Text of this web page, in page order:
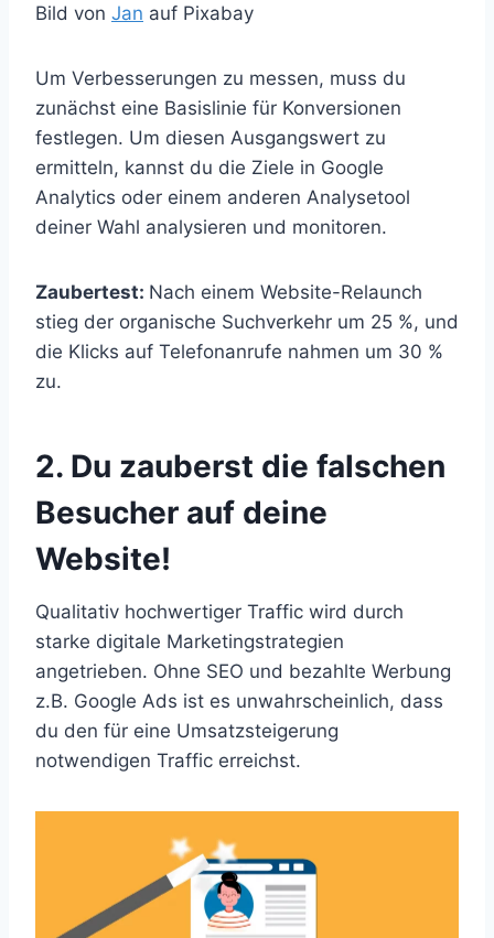
Bild von Jan auf Pixabay
Um Verbesserungen zu messen, muss du
zunächst eine Basislinie für Konversionen
festlegen. Um diesen Ausgangswert zu
ermitteln, kannst du die Ziele in Google
Analytics oder einem anderen Analysetool
deiner Wahl analysieren und monitoren.
Zaubertest: Nach einem Website-Relaunch
stieg der organische Suchverkehr um 25 %, und
die Klicks auf Telefonanrufe nahmen um 30 %
zu.
2. Du zauberst die falschen
Besucher auf deine
Website!
Qualitativ hochwertiger Traffic wird durch
starke digitale Marketingstrategien
angetrieben. Ohne SEO und bezahlte Werbung
z.B. Google Ads ist es unwahrscheinlich, dass
du den für eine Umsatzsteigerung
notwendigen Traffic erreichst.